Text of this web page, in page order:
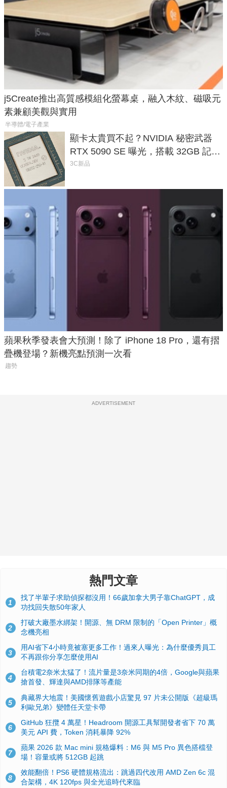
j5Create推出高質感模組化螢幕桌，融入木紋、磁吸元
素兼顧美觀與實用
半導體/電子產業
顯卡太貴買不起？NVIDIA 秘密武器
RTX 5090 SE 曝光，搭載 32GB 記憶
體
3C新品
蘋果秋季發表會大預測！除了 iPhone 18 Pro，還有摺
疊機登場？新機亮點預測一次看
趨勢
ADVERTISEMENT
熱門文章
1
找了半輩子求助偵探都沒用！66歲加拿大男子靠ChatGPT，成
功找回失散50年家人
2
打破大廠墨水綁架！開源、無 DRM 限制的「Open Printer」概
念機亮相
3
用AI省下4小時竟被塞更多工作！過來人曝光：為什麼優秀員工
不再跟你分享怎麼使用AI
4
台積電2奈米太猛了！流片量是3奈米同期的4倍，Google與蘋果
搶首發、輝達與AMD排隊等產能
5
典藏界大地震！美國懷舊遊戲小店驚見 97 片未公開版《超級瑪
利歐兄弟》變體任天堂卡帶
6
GitHub 狂攬 4 萬星！Headroom 開源工具幫開發者省下 70 萬
美元 API 費，Token 消耗暴降 92%
7
蘋果 2026 款 Mac mini 規格爆料：M6 與 M5 Pro 異色搭檔登
場！容量或將 512GB 起跳
8
效能翻倍！PS6 硬體規格流出：跳過四代改用 AMD Zen 6c 混
合架構，4K 120fps 與全光追時代來臨